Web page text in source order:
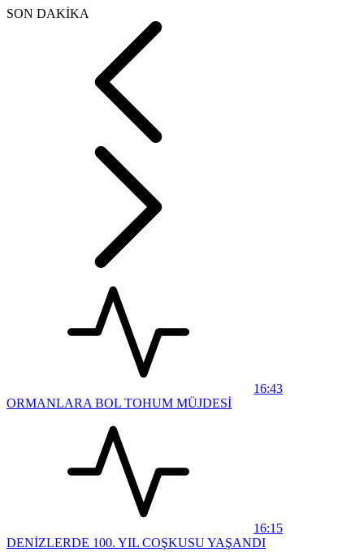
SON DAKİKA
16:43
ORMANLARA BOL TOHUM MÜJDESİ
16:15
DENİZLERDE 100. YIL COŞKUSU YAŞANDI